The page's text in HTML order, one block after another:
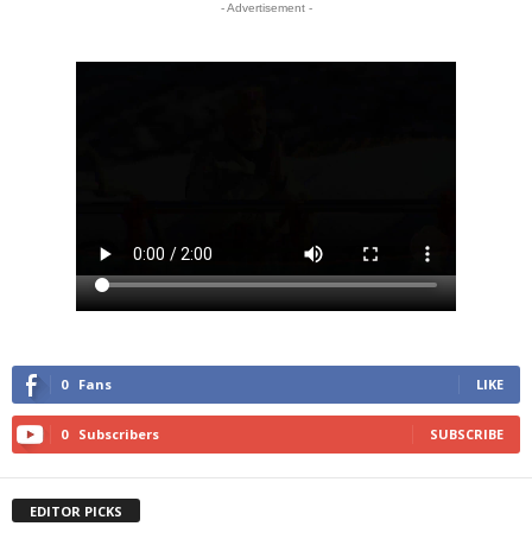
- Advertisement -
0 Fans LIKE
0 Subscribers SUBSCRIBE
EDITOR PICKS